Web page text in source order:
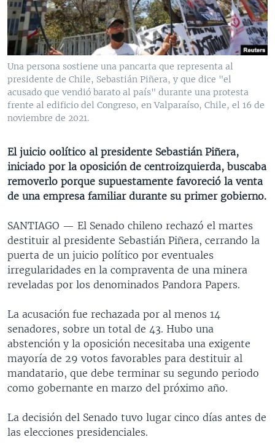
VENEZUELA
BRASIL
NICARAGUA
ECONOMÍA
ENTRETENIMIENTO Y CULTURA
TECNOLOGÍA
DEPORTES
CIENCIA Y SALUD
MULTIMEDIA
VIDEOS
FOTOGRAFÍA
AUDIOS
PROGRAMAS TV
EL MUNDO AL DÍA
FORO INTERAMERICANO
VISIÓN 360
LAS CLAVES
RADIO
AVANCE INFORMATIVO
AUDIONOTICIAS
BUENOS DÍAS AMÉRICA
EL MUNDO AL DÍA [RADIO]
FORO [RADIO]
NOTA ECONÓMICA
ENTRETENIMIENTO
DIRECT
DOCUMENTALES DE LA VOA
SÍGANOS
Idiomas
Una persona sostiene una pancarta que representa al
presidente de Chile, Sebastián Piñera, y que dice "el
acusado que vendió barato al país" durante una protesta
frente al edificio del Congreso, en Valparaíso, Chile, el 16 de
noviembre de 2021.
El juicio oolítico al presidente Sebastián Piñera,
iniciado por la oposición de centroizquierda, buscaba
removerlo porque supuestamente favoreció la venta
de una empresa familiar durante su primer gobierno.
SANTIAGO — El Senado chileno rechazó el martes
destituir al presidente Sebastián Piñera, cerrando la
puerta de un juicio político por eventuales
irregularidades en la compraventa de una minera
reveladas por los denominados Pandora Papers.
La acusación fue rechazada por al menos 14
senadores, sobre un total de 43. Hubo una
abstención y la oposición necesitaba una exigente
mayoría de 29 votos favorables para destituir al
mandatario, que debe terminar su segundo periodo
como gobernante en marzo del próximo año.
La decisión del Senado tuvo lugar cinco días antes de
las elecciones presidenciales.